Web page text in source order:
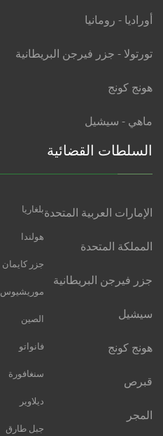
أوراديا - رومانيا
تورتولا - جزر فيرجن البريطانية
هونج كونج
ماهي - سيشيل
السلطات القضائية
الإمارات العربية المتحدة
المملكة المتحدة
جزر فيرجن البريطانية
سيشيل
هونج كونج
قبرص
المجر
بلغاريا
هولندا
جزر كايمان
موريشيوس
الصين
فانواتو
سنغافورة
ديلاوير
جبل طارق